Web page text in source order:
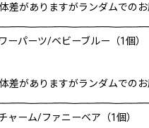
差がありますがランダムでの
パーツ/ベビーブルー（1個）
差がありますがランダムでの
ャーム/ファニーベア（1個）